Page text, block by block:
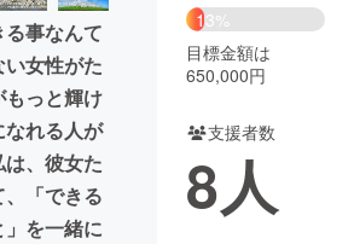
・地域活性化
Social Good
CAMPFIRE Creation
るさと納税machi-ya コミュニティ
事なんて
女性がた
もっと輝け
れる人が
、彼女た
「できる
を一緒に
13%
目標金額は
650,000円
支援者数
8人